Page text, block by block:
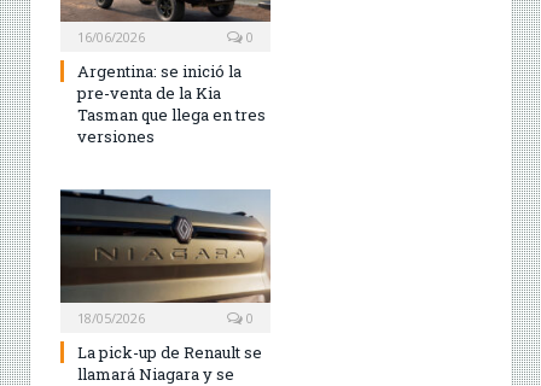
16/06/2026 0
Argentina: se inició la
pre-venta de la Kia
Tasman que llega en tres
versiones
18/05/2026 0
La pick-up de Renault se
llamará Niagara y se